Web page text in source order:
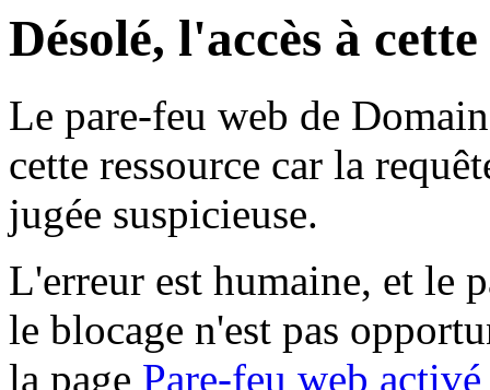
Désolé, l'accès à
Le pare-feu web de
cette ressource car la
jugée suspicieuse.
L'erreur est humaine, et le
le blocage n'est pas
la page Pare-feu web activé